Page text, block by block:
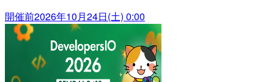
開催前2026年10月24日(土) 0:00